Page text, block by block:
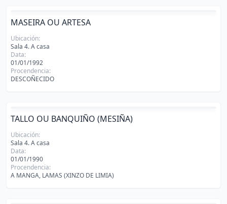
MASEIRA OU ARTESA
Ubicación:
Sala 4. A casa
Data:
01/01/1992
Procendencia:
DESCOÑECIDO
TALLO OU BANQUIÑO (MESIÑA)
Ubicación:
Sala 4. A casa
Data:
01/01/1990
Procendencia:
A MANGA, LAMAS (XINZO DE LIMIA)